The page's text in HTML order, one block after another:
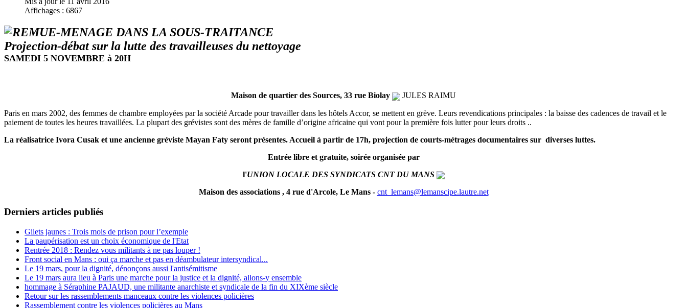
Affichages : 6867
REMUE-MENAGE DANS LA SOUS-TRAITANCE
Projection-débat sur la lutte des travailleuses du nettoyage
SAMEDI 5 NOVEMBRE à 20H
Maison de quartier des Sources, 33 rue Biolay JULES RAIMU
Paris en mars 2002, des femmes de chambre employées par la société Arcade pour travailler dans les hôtels Accor, se mettent en grève. Leurs revendications principales : la baisse des cadences de travail et le
paiement de toutes les heures travaillées. La plupart des grévistes sont des mères de famille d’origine africaine qui vont pour la première fois lutter pour leurs droits ..
La réalisatrice Ivora Cusak et une ancienne gréviste Mayan Faty seront présentes. Accueil à partir de 17h, projection de courts-métrages documentaires sur diverses luttes.
Entrée libre et gratuite, soirée organisée par
l'UNION LOCALE DES SYNDICATS CNTDU MANS
Maison des associations , 4 rue d'Arcole, Le Mans - cnt_lemans@lemanscipe.lautre.net
Derniers articles publiés
Gilets jaunes : Trois mois de prison pour l’exemple
La paupérisation est un choix économique de l'Etat
Rentrée 2018 : Rendez vous militants à ne pas louper !
Front social en Mans : oui ça marche et pas en déambulateur intersyndical...
Le 19 mars, pour la dignité, dénonçons aussi l'antisémitisme
Le 19 mars aura lieu à Paris une marche pour la justice et la dignité, allons-y ensemble
hommage à Séraphine PAJAUD, une militante anarchiste et syndicale de la fin du XIXème siècle
Retour sur les rassemblements manceaux contre les violences policières
Rassemblement contre les violences policières au Mans